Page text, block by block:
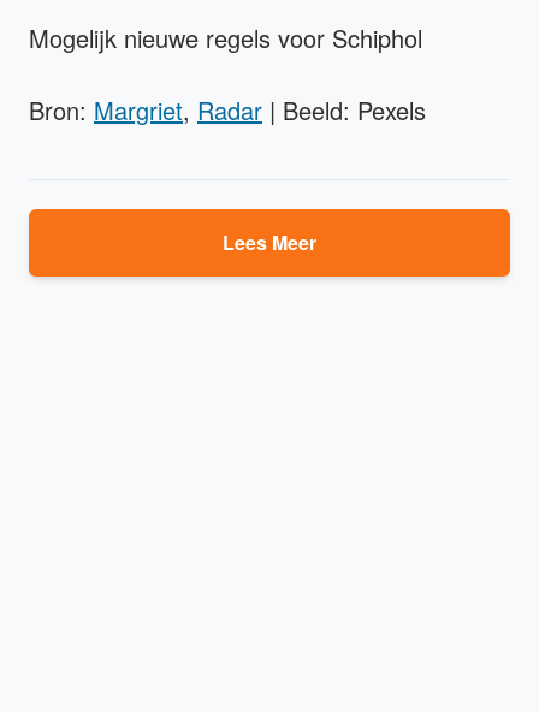
Mogelijk nieuwe regels voor Schiphol
Bron: Margriet, Radar | Beeld: Pexels
Lees Meer